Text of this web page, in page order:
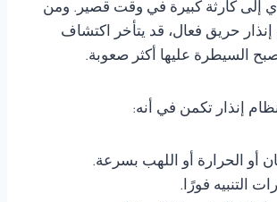
إلى كارثة كبيرة في وقت قصير. ومن
حريق فعال، قد يتأخر اكتشاف
السيطرة عليها أكثر صعوبة.
إنذار تكمن في أنه:
أو الحرارة أو اللهب بسرعة.
التنبيه فورًا.